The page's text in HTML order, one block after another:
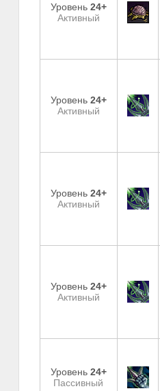
Уровень 24+
Активный
Уровень 24+
Активный
Уровень 24+
Активный
Уровень 24+
Активный
Уровень 24+
Пассивный